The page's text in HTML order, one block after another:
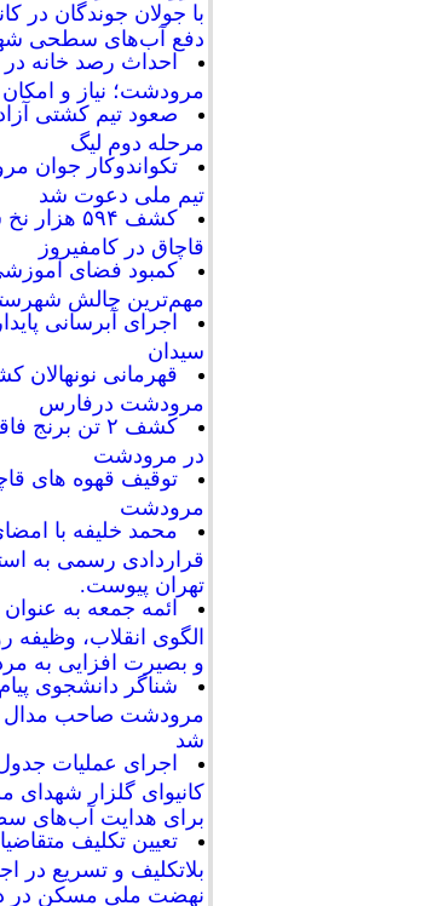
با جولان جوندگان در
دفع آب‌های سطحی
احداث رصد خانه در
مرودشت؛ نیاز و
صعود تیم کشتی
مرحله دوم لیگ
تکواندوکار جوان
تیم ملی دعوت شد
کشف ۵۹۴ هزار
قاچاق در کامفیروز
کمبود فضای
مهم‌ترین چالش
اجرای آبرسانی
سیدان
قهرمانی نونهالان
مرودشت درفارس
کشف ۲ تن برنج
در مرودشت
توقیف قهوه های
مرودشت
محمد خلیفه با
قراردادی رسمی به
تهران پیوست.
ائمه جمعه به
الگوی انقلاب، وظیفه
و بصیرت افزایی به
شناگر دانشجوی پیام
مرودشت صاحب مدال
شد
اجرای عملیات
کانیوای گلزار
برای هدایت آب‌های
تعیین تکلیف
بلاتکلیف و تسریع در
نهضت ملی مسکن در